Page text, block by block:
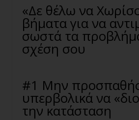
«Δε θέλω να
βήματα για να
σωστά τα
σχέση σου
#1 Μην
υπερβολικά να
την κατάσταση